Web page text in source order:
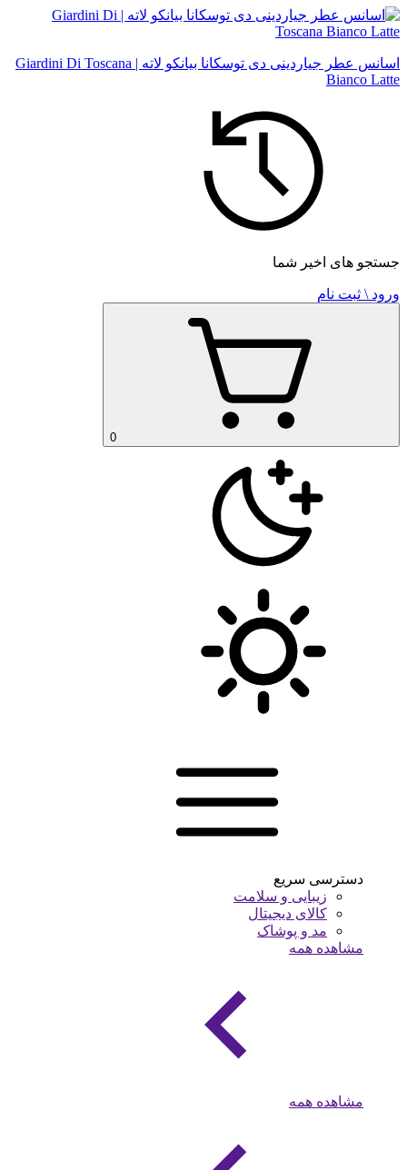
اسانس عطر جیاردینی دی توسکانا بیانکو لاته | Giardini Di Toscana
Bianco Latte
جستجو های اخیر شما
ورود \ ثبت نام
0
دسترسی سریع
زیبایی و سلامت
کالای دیجیتال
مد و پوشاک
مشاهده همه
مشاهده همه